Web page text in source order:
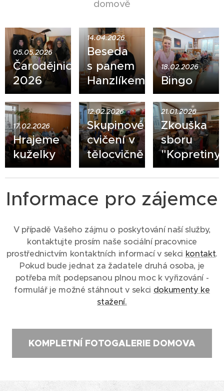
domově
05.05.2026
Čarodějnice
2026
14.04.2026
Beseda
s panem
Hanzlíkem
18.02.2026
Bingo
17.02.2026
Hrajeme
kuželky
12.02.2026
Skupinové
cvičení v
tělocvičně
21.01.2026
Zkouška
sboru
Informace pro zájemce
V případě Vašeho zájmu o poskytování naší služby,
kontaktujte prosím naše sociální pracovnice
prostřednictvím kontaktních informací v sekci kontakt.
Pokud bude jednat za žadatele druhá osoba, je
potřeba mít podepsanou plnou moc k vyřizování -
formulář je možné stáhnout v sekci dokumenty ke
stažení.
KOMPLETNÍ FOTOGALERIE DOMOVA